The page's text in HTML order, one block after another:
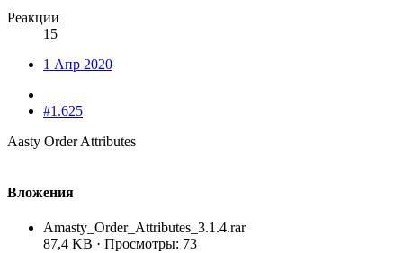
Реакции
15
1 Апр 2020
#1.625
Aasty Order Attributes
Вложения
Amasty_Order_Attributes_3.1.4.rar
87,4 KB · Просмотры: 73